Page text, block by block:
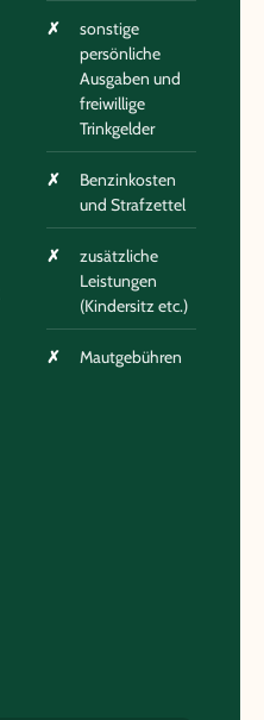
sonstige
persönliche
Ausgaben und
freiwillige
Trinkgelder
Benzinkosten
und Strafzettel
zusätzliche
Leistungen
(Kindersitz etc.)
Mautgebühren